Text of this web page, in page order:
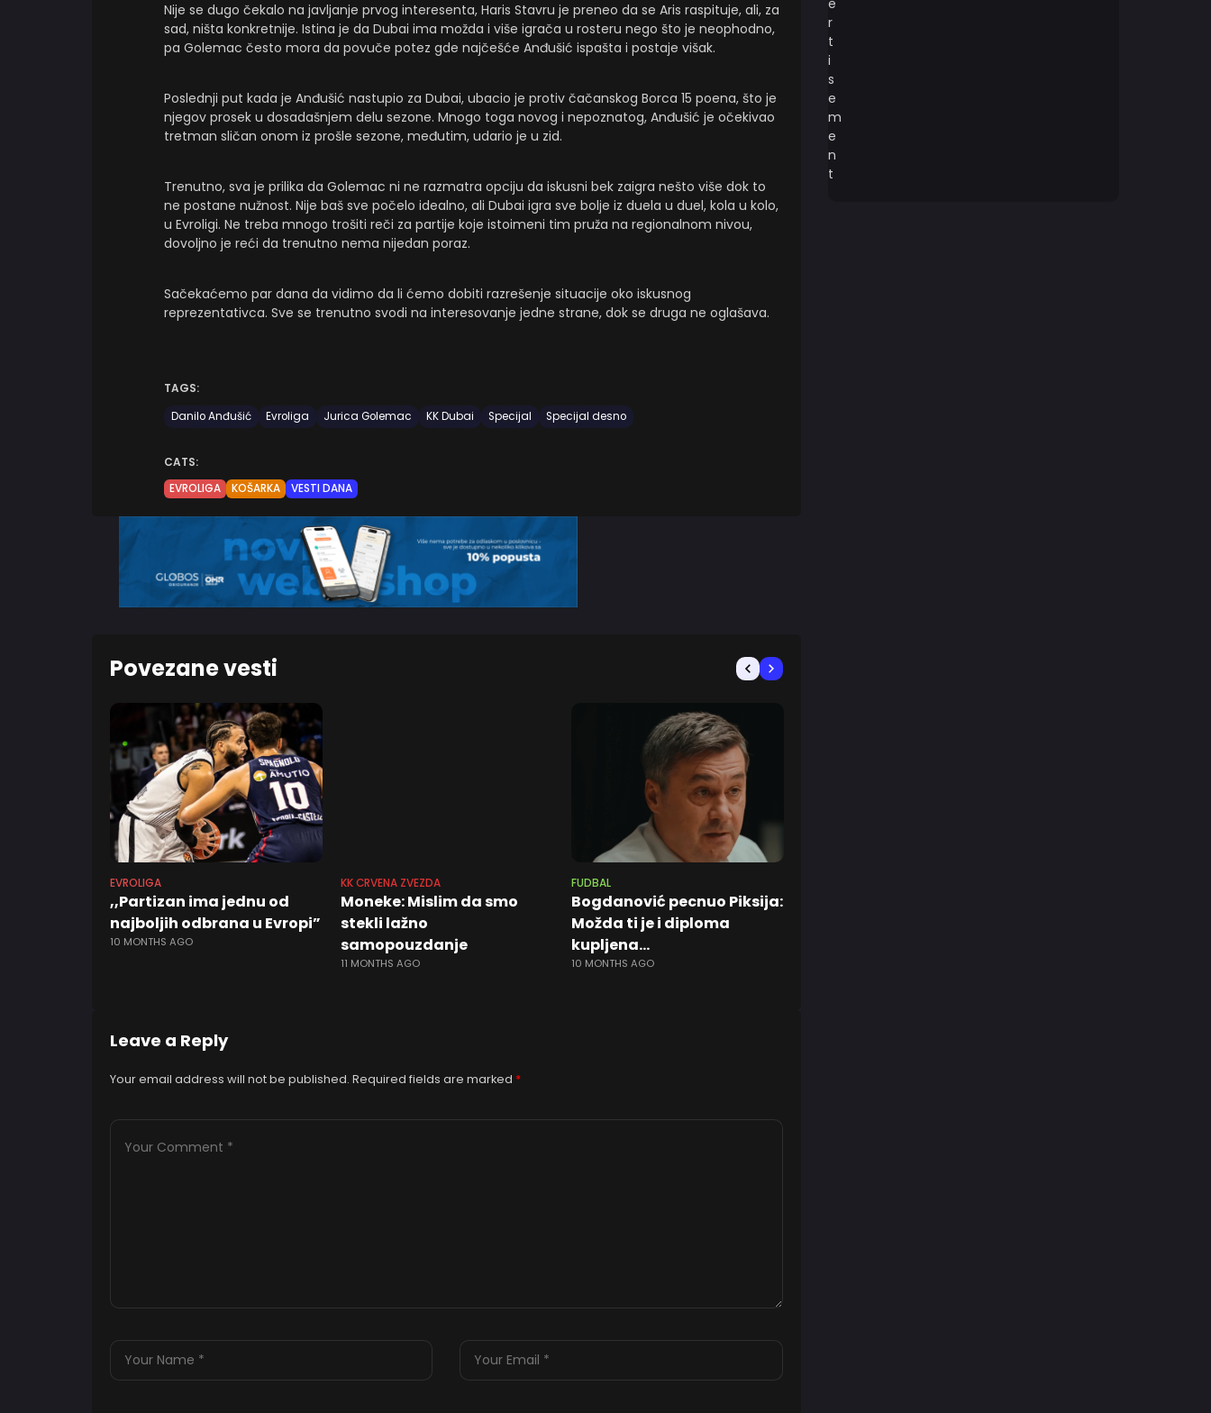
Nije se dugo čekalo na javljanje prvog interesenta, Haris Stavru je preneo da se Aris raspituje, ali, za
sad, ništa konkretnije. Istina je da Dubai ima možda i više igrača u rosteru nego što je neophodno,
pa Golemac često mora da povuče potez gde najčešće Anđušić ispašta i postaje višak.
Poslednji put kada je Anđušić nastupio za Dubai, ubacio je protiv čačanskog Borca 15 poena, što je
njegov prosek u dosadašnjem delu sezone. Mnogo toga novog i nepoznatog, Anđušić je očekivao
tretman sličan onom iz prošle sezone, međutim, udario je u zid.
Trenutno, sva je prilika da Golemac ni ne razmatra opciju da iskusni bek zaigra nešto više dok to
ne postane nužnost. Nije baš sve počelo idealno, ali Dubai igra sve bolje iz duela u duel, kola u kolo,
u Evroligi. Ne treba mnogo trošiti reči za partije koje istoimeni tim pruža na regionalnom nivou,
dovoljno je reći da trenutno nema nijedan poraz.
Sačekaćemo par dana da vidimo da li ćemo dobiti razrešenje situacije oko iskusnog
reprezentativca. Sve se trenutno svodi na interesovanje jedne strane, dok se druga ne oglašava.
TAGS:
Danilo Anđušić
Evroliga Jurica Golemac KK Dubai Specijal Specijal desno
CATS:
EVROLIGA
KOŠARKA VESTI DANA
Povezane vesti
EVROLIGA
,,Partizan ima jednu od
najboljih odbrana u Evropi”
10 MONTHS AGO
KK CRVENA ZVEZDA
Moneke: Mislim da smo
stekli lažno
samopouzdanje
11 MONTHS AGO
FUDBAL
Bogdanović pecnuo Piksija:
Možda ti je i diploma
kupljena…
10 MONTHS AGO
Leave a Reply
Your email address will not be published. Required fields are marked *